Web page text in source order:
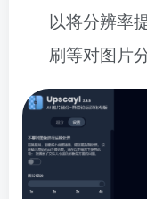
以将分辨率
刷等对图片